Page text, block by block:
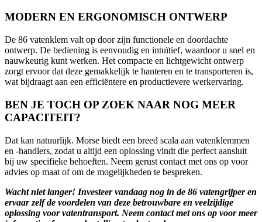
MODERN EN ERGONOMISCH ONTWERP
De 86 vatenklem valt op door zijn functionele en doordachte
ontwerp. De bediening is eenvoudig en intuïtief, waardoor u snel en
nauwkeurig kunt werken. Het compacte en lichtgewicht ontwerp
zorgt ervoor dat deze gemakkelijk te hanteren en te transporteren is,
wat bijdraagt aan een efficiëntere en productievere werkervaring.
BEN JE TOCH OP ZOEK NAAR NOG MEER
CAPACITEIT?
Dat kan natuurlijk. Morse biedt een breed scala aan vatenklemmen
en -handlers, zodat u altijd een oplossing vindt die perfect aansluit
bij uw specifieke behoeften. Neem gerust contact met ons op voor
advies op maat of om de mogelijkheden te bespreken.
Wacht niet langer! Investeer vandaag nog in de 86 vatengrijper en
ervaar zelf de voordelen van deze betrouwbare en veelzijdige
oplossing voor vatentransport. Neem contact met ons op voor meer